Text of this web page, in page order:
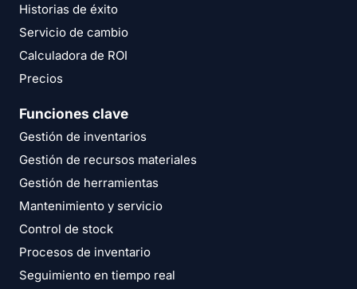
Historias de éxito
Servicio de cambio
Calculadora de ROI
Precios
Funciones clave
Gestión de inventarios
Gestión de recursos materiales
Gestión de herramientas
Mantenimiento y servicio
Control de stock
Procesos de inventario
Seguimiento en tiempo real